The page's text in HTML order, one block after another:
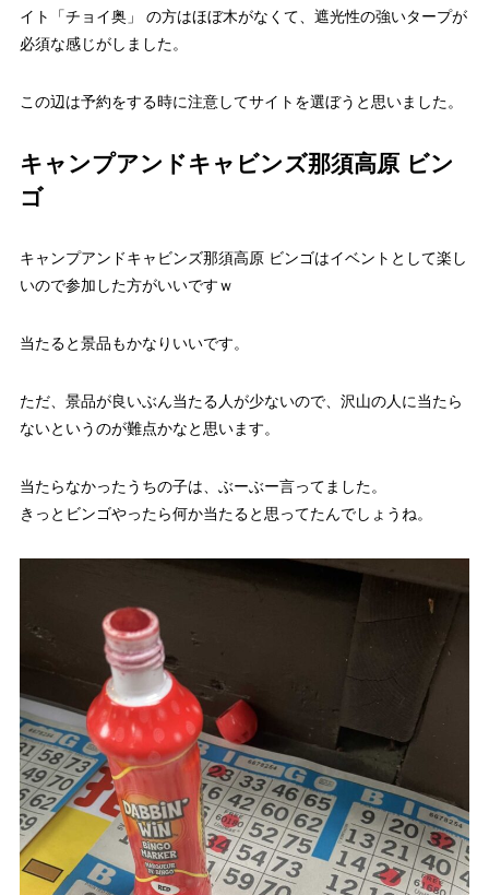
イト「チョイ奥」 の方はほぼ木がなくて、遮光性の強いタープが
必須な感じがしました。
この辺は予約をする時に注意してサイトを選ぼうと思いました。
キャンプアンドキャビンズ那須高原 ビン
ゴ
キャンプアンドキャビンズ那須高原 ビンゴはイベントとして楽し
いので参加した方がいいですｗ
当たると景品もかなりいいです。
ただ、景品が良いぶん当たる人が少ないので、沢山の人に当たら
ないというのが難点かなと思います。
当たらなかったうちの子は、ぶーぶー言ってました。
きっとビンゴやったら何か当たると思ってたんでしょうね。